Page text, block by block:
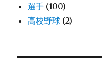
選手 (100)
高校野球 (2)